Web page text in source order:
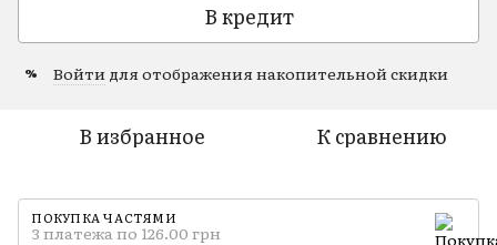
В кредит
% Войти для отображения накопительной скидки
В избранное К сравнению
ПОКУПКА ЧАСТЯМИ
3 платежа по 126.00 грн